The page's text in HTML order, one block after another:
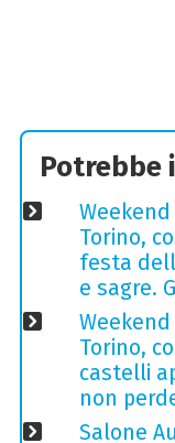
Potrebbe
Weekend
Torino,
festa
e sagre.
Weekend
Torino,
castelli
non
Salone